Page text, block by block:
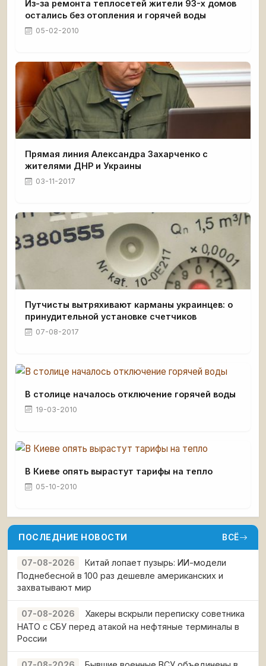
Из-за ремонта теплосетей жители 93-х домов
остались без отопления и горячей воды
05-02-2010
Прямая линия Александра Захарченко с
жителями ДНР и Украины
03-11-2017
Путчисты вытряхивают карманы украинцев: о
принудительной установке счетчиков
07-08-2017
В столице началось отключение горячей воды
19-03-2010
В Киеве опять вырастут тарифы на тепло
05-10-2010
ПОСЛЕДНИЕ НОВОСТИ ВСЁ
07-08-2026
Китай лопает пузырь: ИИ-модели
Поднебесной в 100 раз дешевле американских и
захватывают мир
07-08-2026
Хакеры вскрыли переписку советника
НАТО с СБУ перед атакой на нефтяные терминалы в
России